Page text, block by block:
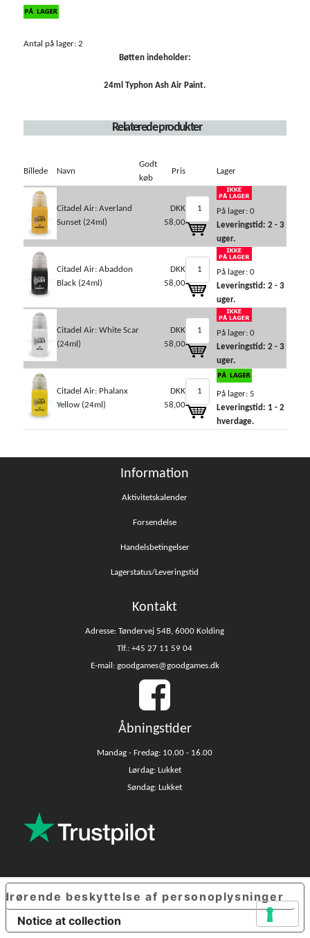
Antal på lager: 2
Bøtten indeholder:
24ml Typhon Ash Air Paint.
Relaterede produkter
Billede Navn
Godt
køb
Pris Lager
Citadel Air: Averland
Sunset (24ml)
DKK
58,00
På lager: 0
Leveringstid: 2 - 3
uger.
Citadel Air: Abaddon
Black (24ml)
DKK
58,00
På lager: 0
Leveringstid: 2 - 3
uger.
Citadel Air: White Scar
(24ml)
DKK
58,00
På lager: 0
Leveringstid: 2 - 3
uger.
Citadel Air: Phalanx
Yellow (24ml)
DKK
58,00
På lager: 5
Leveringstid: 1 - 2
hverdage.
Information
Aktivitetskalender
Forsendelse
Handelsbetingelser
Lagerstatus/Leveringstid
Kontakt
Adresse: Tøndervej 54B, 6000 Kolding
Tlf.: +45 27 11 59 04
E-mail: goodgames@goodgames.dk
Åbningstider
Mandag - Fredag: 10.00 - 16.00
Lørdag: Lukket
Søndag: Lukket
Notice at collection
beskyttelse af personoplysninger